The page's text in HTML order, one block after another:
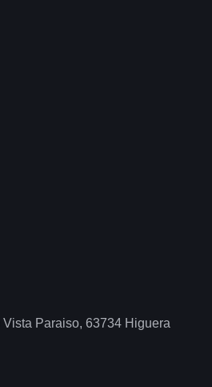
Paraiso, 63734 Higuera